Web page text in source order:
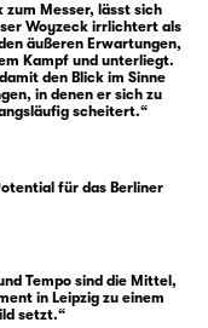
Woyzeck seine
der Leipziger
in die
als
in Armeen
hatte, war
anderen,
Fall
und
zum Messer, lässt sich
Woyzeck irrlichtert als
äußeren Erwartungen,
Kampf und unterliegt.
den Blick im Sinne
in denen er sich zu
scheitert.“
für das Berliner
Tempo sind die Mittel,
in Leipzig zu einem
setzt.“